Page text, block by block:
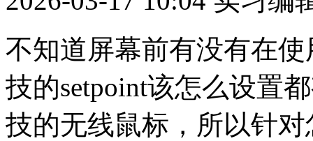
不知道屏幕前有没有在
技的setpoint该怎么设置
技的无线鼠标，所以针